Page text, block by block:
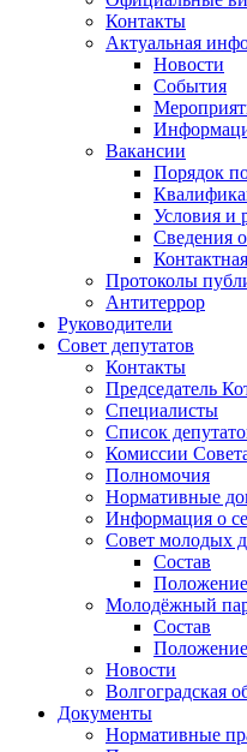
Контакты
Актуальная
Новости
События
Вакансии
Порядок
Условия и
Сведения
Протоколы
Антитеррор
Руководители
Совет депутатов
Контакты
Председатель
Специалисты
Список
Комиссии
Полномочия
Нормативные
Информация о
Совет молодых
Состав
Молодёжный
Состав
Новости
Волгоградская
Документы
Нормативные